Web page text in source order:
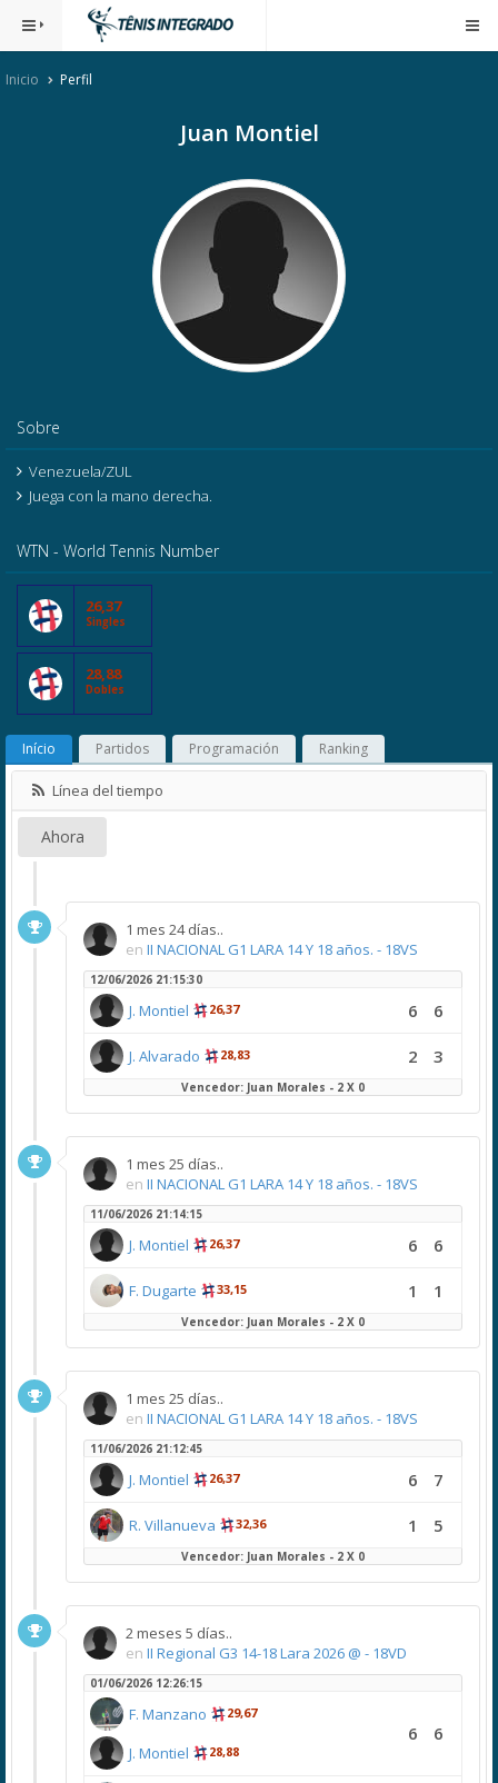
Inicio Perfil
Juan Montiel
Sobre
Venezuela/ZUL
Juega con la mano derecha.
WTN - World Tennis Number
26,37
Singles
28,88
Dobles
Início Partidos Programación Ranking
Línea del tiempo
Ahora
1 mes 24 días..
en II NACIONAL G1 LARA 14 Y 18 años. - 18VS
12/06/2026 21:15:30
J. Montiel 26,37 6 6
J. Alvarado 28,83 2 3
Vencedor: Juan Morales - 2 X 0
1 mes 25 días..
en II NACIONAL G1 LARA 14 Y 18 años. - 18VS
11/06/2026 21:14:15
J. Montiel 26,37 6 6
F. Dugarte 33,15 1 1
Vencedor: Juan Morales - 2 X 0
1 mes 25 días..
en II NACIONAL G1 LARA 14 Y 18 años. - 18VS
11/06/2026 21:12:45
J. Montiel 26,37 6 7
R. Villanueva 32,36 1 5
Vencedor: Juan Morales - 2 X 0
2 meses 5 días..
en II Regional G3 14-18 Lara 2026 @ - 18VD
01/06/2026 12:26:15
F. Manzano 29,67
J. Montiel 28,88
6 6